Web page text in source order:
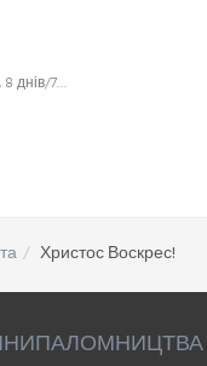
8 днів/7…
Христос Воскрес!
ПАЛОМНИЦТВА